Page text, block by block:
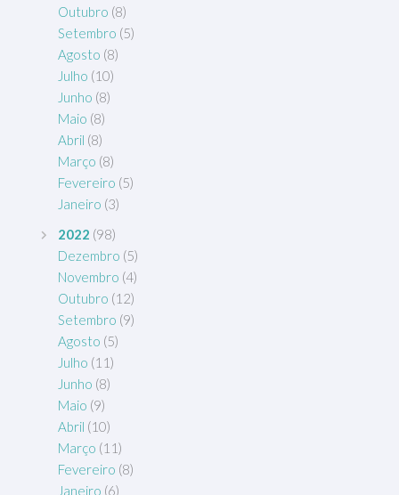
Outubro (8)
Setembro (5)
Agosto (8)
Julho (10)
Junho (8)
Maio (8)
Abril (8)
Março (8)
Fevereiro (5)
Janeiro (3)
2022 (98)
Dezembro (5)
Novembro (4)
Outubro (12)
Setembro (9)
Agosto (5)
Julho (11)
Junho (8)
Maio (9)
Abril (10)
Março (11)
Fevereiro (8)
Janeiro (6)